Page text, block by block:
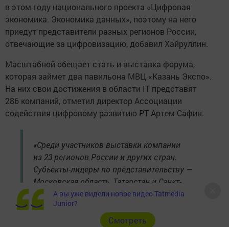
в этом году национального проекта «Цифровая
экономика. Экономика данных», поэтому на него
приедут представители разных регионов России,
отвечающие за цифровизацию, добавил Хайруллин.
Масштабной обещает стать и выставка форума,
которая займет два павильона МВЦ «Казань Экспо».
На них свои достижения в области IT представят
286 компаний, отметил директор Ассоциации
содействия цифровому развитию РТ Артем Сафин.
«Среди участников выставки компании
из 23 регионов России и других стран.
Субъекты-лидеры по представительству —
Московская область, Татарстан и Санкт-
Петербург. Участие в выставке — это
возможность познакомиться с трендами
в отрасли, найти партнеров и заказчиков», —
А вы уже видели новое видео Tatmedia
Junior?
Cмотреть